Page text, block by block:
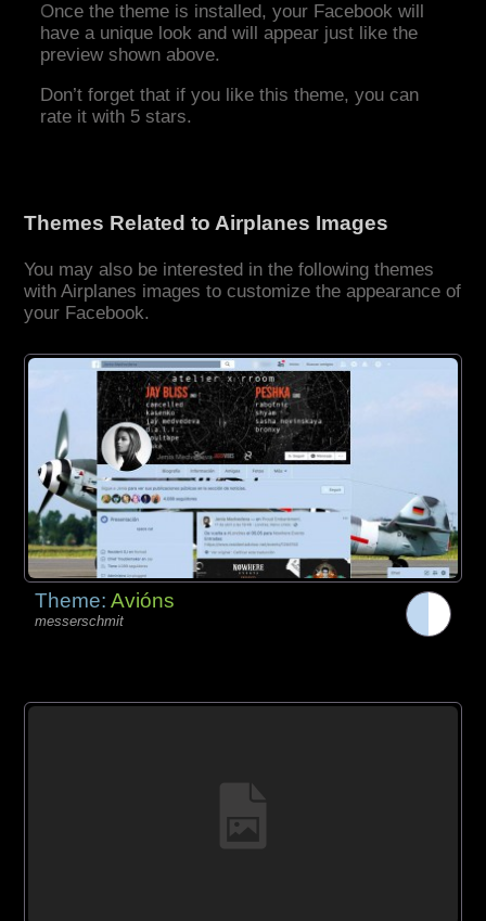
Once the theme is installed, your Facebook will
have a unique look and will appear just like the
preview shown above.
Don’t forget that if you like this theme, you can
rate it with 5 stars.
Themes Related to Airplanes Images
You may also be interested in the following themes
with Airplanes images to customize the appearance of
your Facebook.
Theme:Avións
messerschmit